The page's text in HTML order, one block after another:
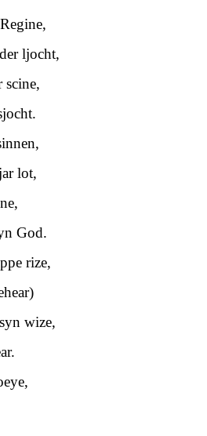
ljocht,
scine,
lot,
God.
rize,
wize,